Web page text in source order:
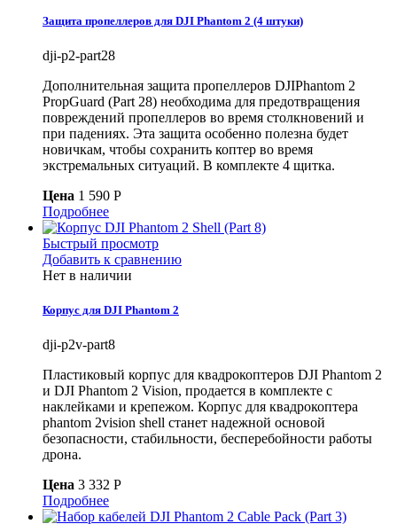
Защита пропеллеров для DJI Phantom 2 (4 штуки)
dji-p2-part28
Дополнительная защита пропеллеров DJIPhantom 2
PropGuard (Part 28) необходима для предотвращения
повреждений пропеллеров во время столкновений и
при падениях. Эта защита особенно полезна будет
новичкам, чтобы сохранить коптер во время
экстремальных ситуаций. В комплекте 4 щитка.
Цена 1 590 P
Подробнее
Быстрый просмотр
Добавить к сравнению
Нет в наличии
Корпус для DJI Phantom 2
dji-p2v-part8
Пластиковый корпус для квадрокоптеров DJI Phantom 2
и DJI Phantom 2 Vision, продается в комплекте с
наклейками и крепежом. Корпус для квадрокоптера
phantom 2vision shell станет надежной основой
безопасности, стабильности, бесперебойности работы
дрона.
Цена 3 332 P
Подробнее